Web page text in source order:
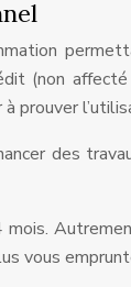
(non
prouver
des
vous